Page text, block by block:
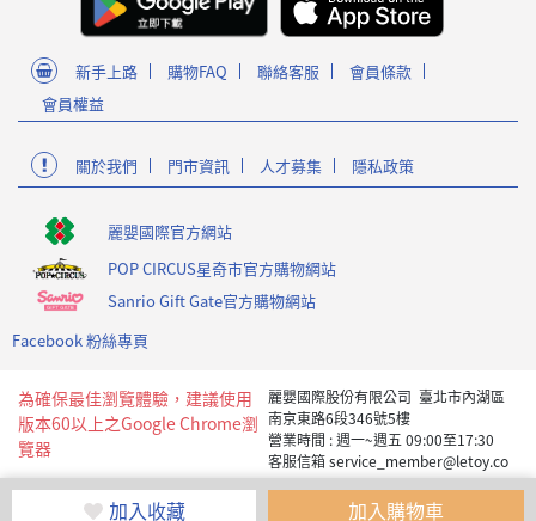
加入收藏 加入購物車
新手上路 購物FAQ 聯絡客服
會員條款
會員權益
關於我們 門市資訊 人才募集 隱私政策
麗嬰國際官方網站
POP CIRCUS星奇市官方購物網站
Sanrio Gift Gate官方購物網站
Facebook 粉絲專頁
為確保最佳瀏覽體驗，建議使用
版本60以上之Google Chrome瀏
覽器
麗嬰國際股份有限公司 臺北市內湖區
南京東路6段346號5樓
營業時間 : 週一~週五 09:00至17:30
客服信箱 service_member@letoy.co
Copyright 2019 麗嬰國際版權所有